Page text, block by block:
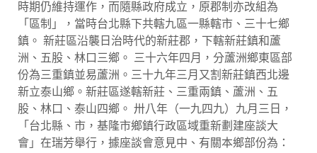
時期仍維持運作，而隨縣政府成立，原郡制亦改組為
「區制」，當時台北縣下共轄九區一縣轄市、三十七鄉
鎮。 新莊區沿襲日治時代的新莊郡，下轄新莊鎮和蘆
洲、五股、林口三鄉。 三十六年四月，分蘆洲鄉東區部
份為三重鎮並易蘆洲。三十九年三月又割新莊鎮西北邊
新立泰山鄉。新莊區遂轄新莊、三重兩鎮、蘆洲、五
股、林口、泰山四鄉。 卅八年（一九四九）九月三日，
「台北縣、市，基隆市鄉鎮行政區域重新劃建座談大
會」在瑞芳舉行，據座談會意見中、有關本鄉部份為：